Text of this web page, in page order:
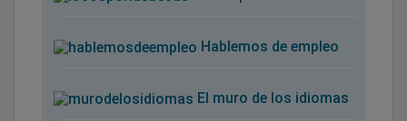
Hablemos de empleo
El muro de los idiomas